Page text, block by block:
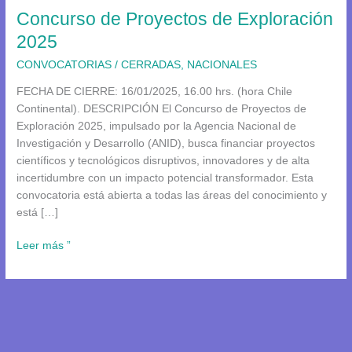
Concurso de Proyectos de Exploración
2025
CONVOCATORIAS /CERRADAS NACIONALES
FECHA DE CIERRE: 16/01/2025, 16.00 hrs. (hora Chile
Continental). DESCRIPCIÓN El Concurso de Proyectos de
Exploración 2025, impulsado por la Agencia Nacional de
Investigación y Desarrollo (ANID), busca financiar proyectos
científicos y tecnológicos disruptivos, innovadores y de alta
incertidumbre con un impacto potencial transformador. Esta
convocatoria está abierta a todas las áreas del conocimiento y
está […]
Leer más ”